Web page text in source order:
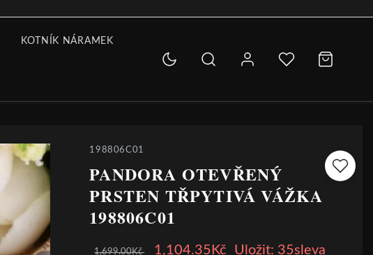
KOTNÍK NÁRAMEK
198806C01
PANDORA OTEVŘENÝ
PRSTEN TŘPYTIVÁ VÁŽKA
198806C01
1,699.00Kč 1,104.35Kč Uložit: 35sleva